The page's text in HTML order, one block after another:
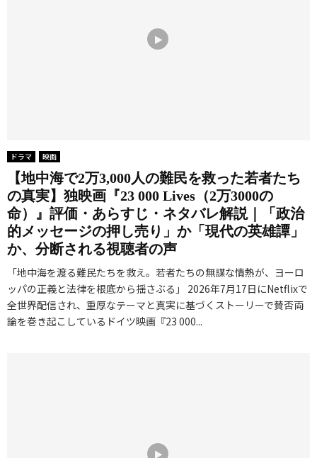
ドラマ 映画
【地中海で2万3,000人の難民を救った若者たち
の真実】独映画『23 000 Lives（2万3000の
命）』評価・あらすじ・ネタバレ解説｜「政治
的メッセージの押し売り」か「現代の英雄譚」
か、分断される視聴者の声
「地中海を渡る難民たちを救え。若者たちの無謀な情熱が、ヨーロ
ッパの正義と法律を根底から揺さぶる」 2026年7月17日にNetflixで
全世界配信され、重厚なテーマと真実に基づくストーリーで賛否両
論を巻き起こしているドイツ映画『23 000...